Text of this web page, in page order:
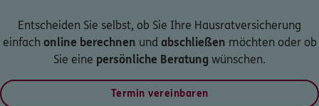
Entscheiden Sie selbst, ob Sie Ihre Hausratversicherung
einfach online berechnen undabschließen möchten oder ob
Sie eine persönliche Beratung wünschen.
Termin vereinbaren